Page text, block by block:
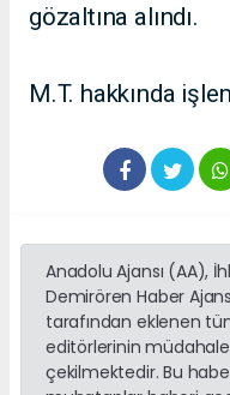
gözaltına alındı.
M.T. hakkında
Anadolu Ajansı (AA),
Demirören Haber
tarafından eklenen
editörlerinin
çekilmektedir. Bu